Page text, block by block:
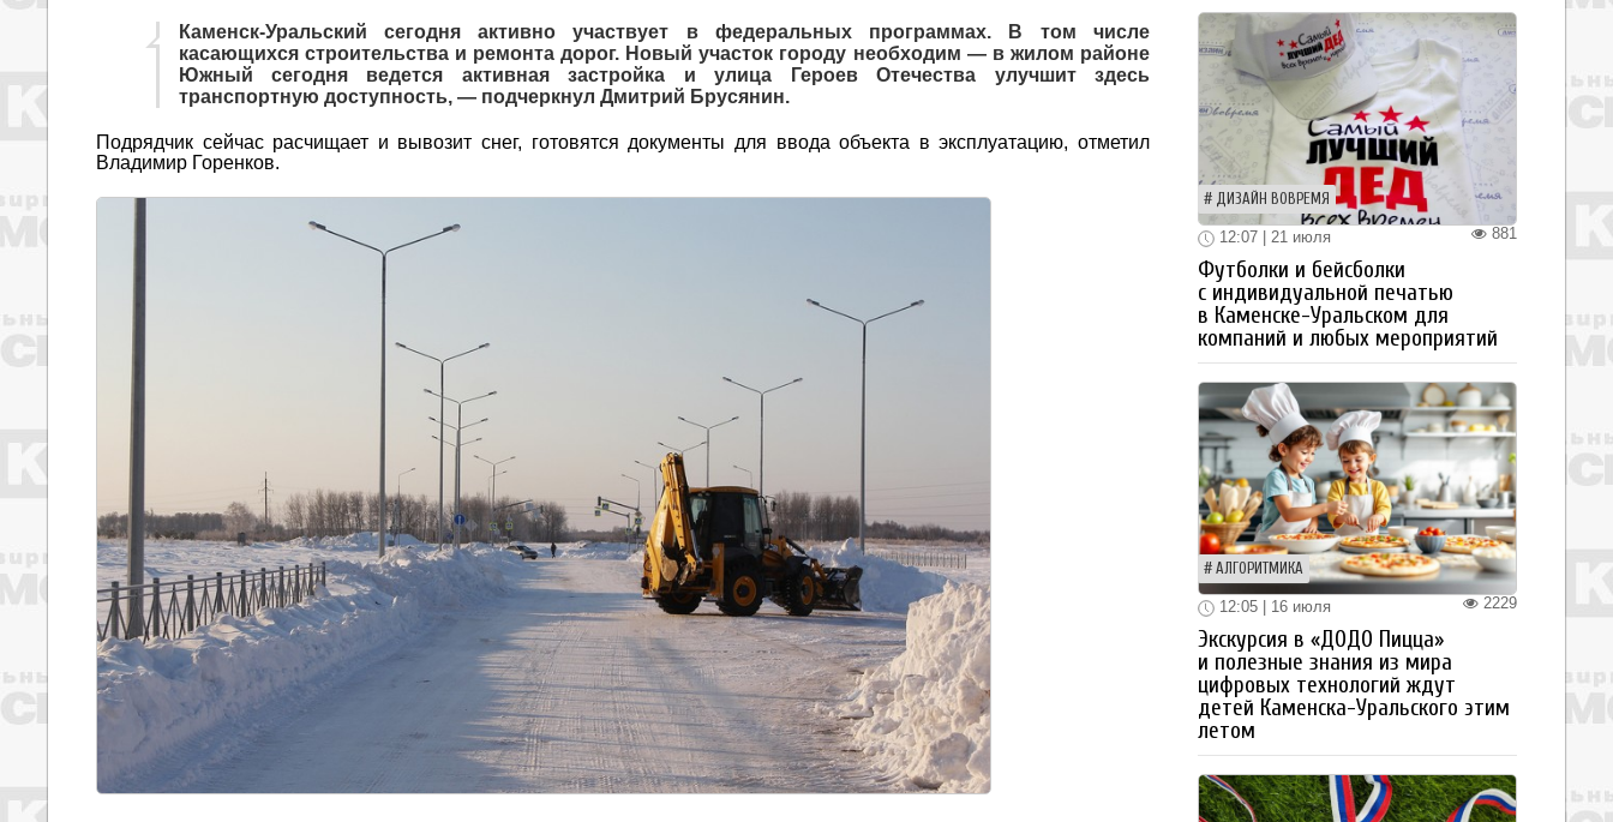
Каменск-Уральский сегодня активно участвует в федеральных программах. В том числе
касающихся строительства и ремонта дорог. Новый участок городу необходим — в жилом районе
Южный сегодня ведется активная застройка и улица Героев Отечества улучшит здесь
транспортную доступность, — подчеркнул Дмитрий Брусянин.
Подрядчик сейчас расчищает и вывозит снег, готовятся документы для ввода объекта в эксплуатацию, отметил
Владимир Горенков.
ДИЗАЙН ВОВРЕМЯ
881
12:07 | 21 июля
Футболки и бейсболки
с индивидуальной печатью
в Каменске-Уральском для
компаний и любых мероприятий
АЛГОРИТМИКА
2229
12:05 | 16 июля
Экскурсия в «ДОДО Пицца»
и полезные знания из мира
цифровых технологий ждут
детей Каменска-Уральского этим
летом